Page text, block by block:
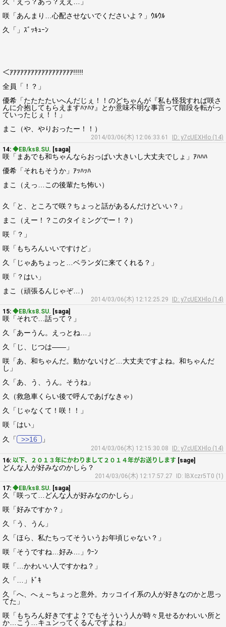
咲「あんまり…心配させないでくださいよ？」ｳﾙｳﾙ
久「」ｽﾞｯｷｭｰﾝ
＜ｱｱｱｱｱｱｱｱｱｱｱｱｱｱｱｱｱｱ!!!!!
全員「！？」
優希「たたたたいへんだじぇ！！のどちゃんが『私も怪我すれば咲さ
んに介抱してもらえますﾊｧﾊｧ』とか意味不明な事言って階段を転がっ
ていったじぇ！！」
まこ（や、やりおったー！！）
2014/03/06(木) 12:06:33.61
ID: y7cUEXHlo (14)
14: ◆EB/ks8.SU. [saga]
咲「まあでも和ちゃんならおっぱい大きいし大丈夫でしょ」ｱﾊﾊﾊ
優希「それもそうか」ｱｯﾊｯﾊ
まこ（えっ…この後輩たち怖い）
久「と、ところで咲？ちょっと話があるんだけどいい？」
まこ（えー！？このタイミングでー！？）
咲「？」
咲「もちろんいいですけど」
久「じゃあちょっと…ベランダに来てくれる？」
咲「？はい」
まこ（頑張るんじゃぞ…）
2014/03/06(木) 12:12:25.29
ID: y7cUEXHlo (14)
15: ◆EB/ks8.SU. [saga]
咲「それで…話って？」
久「あーうん。えっとね…」
久「じ、じつは――」
咲「あ、和ちゃんだ。動かないけど…大丈夫ですよね。和ちゃんだ
し」
久「あ、う、うん。そうね」
久（救急車くらい後で呼んであげなきゃ）
久「じゃなくて！咲！！」
咲「はい」
久「
>>16 」
2014/03/06(木) 12:15:30.08
ID: y7cUEXHlo (14)
16: 以下、２０１３年にかわりまして２０１４年がお送りします [sage]
どんな人が好みなのかしら？
2014/03/06(木) 12:17:57.27
ID: lBXczr5T0 (1)
17: ◆EB/ks8.SU. [saga]
久「咲って…どんな人が好みなのかしら」
咲「好みですか？」
久「う、うん」
久「ほら、私たちってそういうお年頃じゃない？」
咲「そうですね…好み…」ｳｰﾝ
咲「…かわいい人ですかね？」
久「…」ﾄﾞｷ
久「へ、へぇ～ちょっと意外。カッコイイ系の人が好きなのかと思っ
てた」
咲「もちろん好きですよ？でもそういう人が時々見せるかわいい所と
か…こう…キュンってくるんですよね」